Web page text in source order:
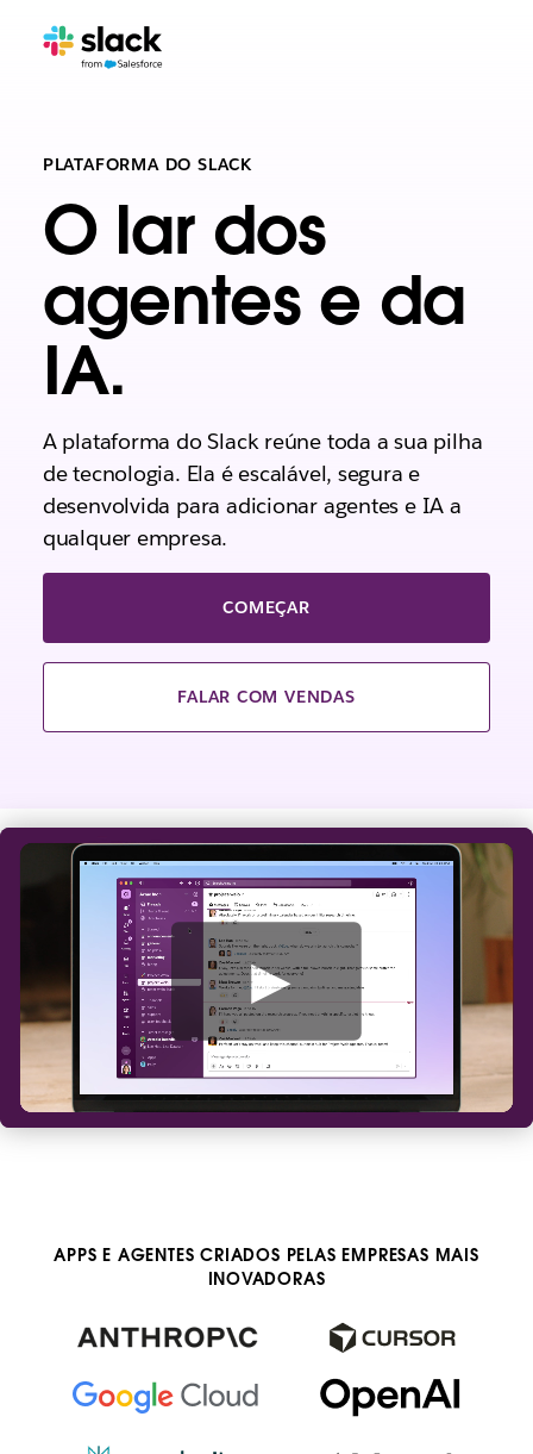
PLATAFORMA DO SLACK
O lar dos
agentes e da
IA.
A plataforma do Slack reúne toda a sua pilha
de tecnologia. Ela é escalável, segura e
desenvolvida para adicionar agentes e IA a
qualquer empresa.
COMEÇAR
FALAR COM VENDAS
A
APPS E AGENTES CRIADOS PELAS EMPRESAS MAIS
INOVADORAS